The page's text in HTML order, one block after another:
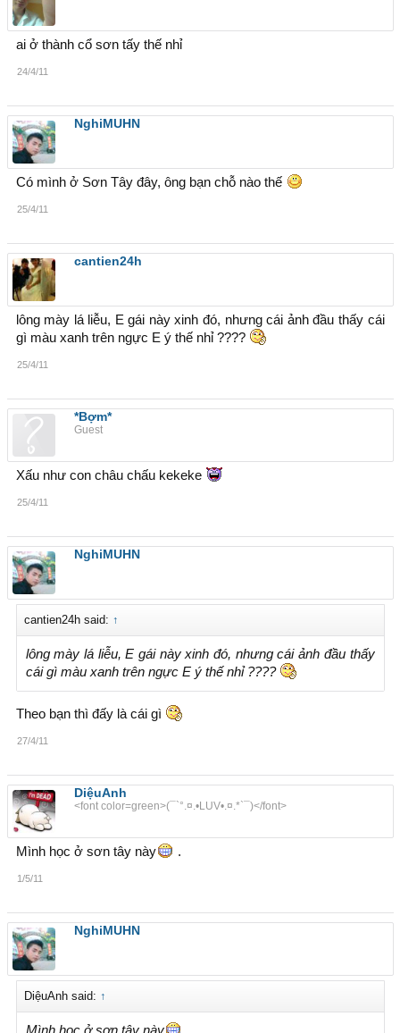
ai ở thành cổ sơn tấy thế nhỉ
24/4/11
NghiMUHN
Có mình ở Sơn Tây đây, ông bạn chỗ nào thế
25/4/11
cantien24h
lông mày lá liễu, E gái này xinh đó, nhưng cái ảnh đầu thấy cái
gì màu xanh trên ngực E ý thế nhỉ ????
25/4/11
*Bợm*
Guest
Xấu như con châu chấu kekeke
25/4/11
NghiMUHN
cantien24h said: ↑
lông mày lá liễu, E gái này xinh đó, nhưng cái ảnh đầu thấy
cái gì màu xanh trên ngực E ý thế nhỉ ????
Theo bạn thì đấy là cái gì
27/4/11
DiệuAnh
<font color=green>(¯`°.¤.•LUV•.¤.*`¯)</font>
Mình học ở sơn tây này .
1/5/11
NghiMUHN
DiệuAnh said: ↑
Mình học ở sơn tây này